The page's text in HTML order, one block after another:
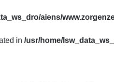
aiens/
in /usr/home/